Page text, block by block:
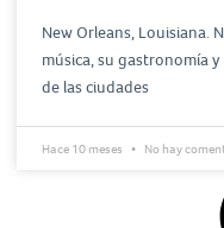
New Orleans, Louisiana.
música, su gastronomía
de las ciudades
Hace 10 meses No hay